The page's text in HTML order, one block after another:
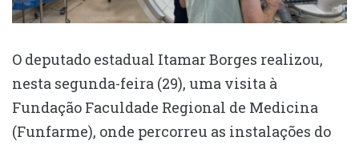
O deputado estadual Itamar Borges realizou,
nesta segunda-feira (29), uma visita à
Fundação Faculdade Regional de Medicina
(Funfarme), onde percorreu as instalações do